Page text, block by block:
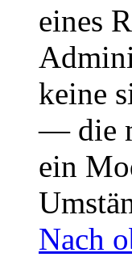
eines
keine
— die
ein
Nach